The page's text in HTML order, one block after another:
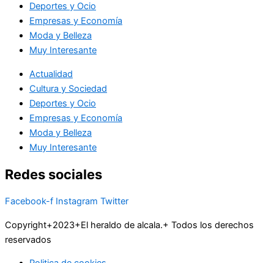
Deportes y Ocio
Empresas y Economía
Moda y Belleza
Muy Interesante
Actualidad
Cultura y Sociedad
Deportes y Ocio
Empresas y Economía
Moda y Belleza
Muy Interesante
Redes sociales
Facebook-f Instagram Twitter
Copyright+2023+El heraldo de alcala.+ Todos los derechos
reservados